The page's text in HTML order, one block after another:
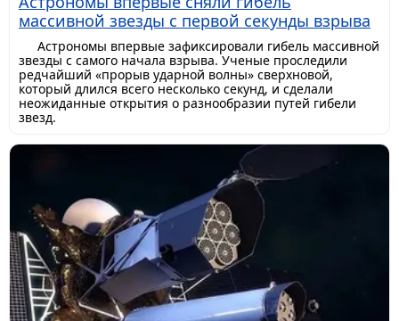
массивной звезды с первой секунды взрыва
Астрономы впервые зафиксировали гибель массивной
звезды с самого начала взрыва. Ученые проследили
редчайший «прорыв ударной волны» сверхновой,
который длился всего несколько секунд, и сделали
неожиданные открытия о разнообразии путей гибели
звезд.